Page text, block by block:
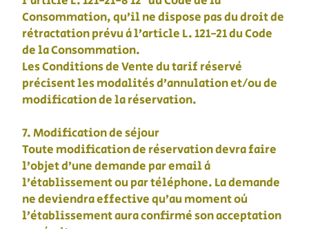
Consommation, qu’il ne dispose pas du droit de
rétractation prévu à l’article L. 121-21 du Code
de la Consommation.
Les Conditions de Vente du tarif réservé
précisent les modalités d’annulation et/ou de
modification de la réservation.
7. Modification de séjour
Toute modification de réservation devra faire
l’objet d’une demande par email à
l’établissement ou par téléphone. La demande
ne deviendra effective qu’au moment où
l’établissement aura confirmé son acceptation